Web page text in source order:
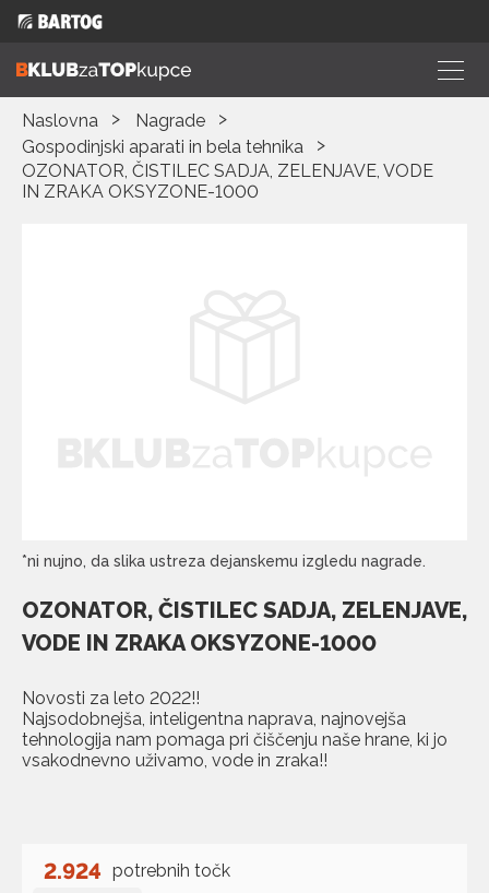
Naslovna
Nagrade
Gospodinjski aparati in bela tehnika
OZONATOR, ČISTILEC SADJA, ZELENJAVE, VODE
IN ZRAKA OKSYZONE-1000
*ni nujno, da slika ustreza dejanskemu izgledu nagrade.
OZONATOR, ČISTILEC SADJA, ZELENJAVE,
VODE IN ZRAKA OKSYZONE-1000
Novosti za leto 2022!!
Najsodobnejša, inteligentna naprava, najnovejša
tehnologija nam pomaga pri čiščenju naše hrane, ki jo
vsakodnevno uživamo, vode in zraka!!
2.924 potrebnih točk